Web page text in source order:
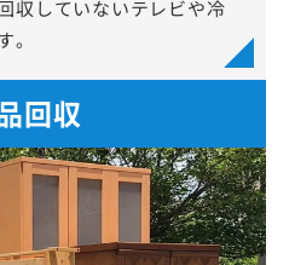
収していないテレビや冷
。
回収